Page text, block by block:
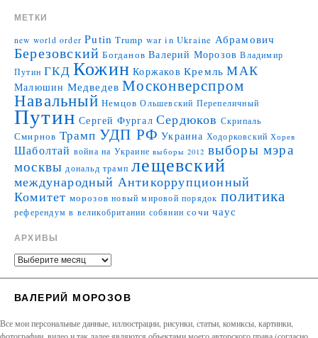
МЕТКИ
new world order Putin Trump war in Ukraine Абрамович
Березовский Богданов Валерий Морозов Владимир
Путин ГКД Кожин Коржаков Кремль МАК
Малюшин Медведев Москонверспром
Навальный Немцов Ольшевский Перепеличный
Путин Сергей Фургал Сердюков Скрипаль
Смирнов Трамп УДП РФ Украина Ходорковский Хорев
Шаболтай война на Украине выборы 2012 выборы мэра
москвы дональд трамп лещевский
международный Антикоррупционный
Комитет морозов новый мировой порядок политика
референдум в великобритании собянин сочи чаус
АРХИВЫ
ВАЛЕРИЙ МОРОЗОВ
Все мои персональные данные, иллюстрации, рисунки, статьи, комиксы, картинки,